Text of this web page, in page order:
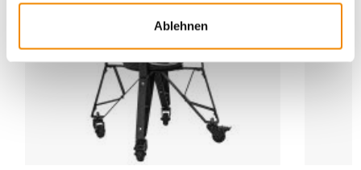
Ablehnen
Produkt ansehen